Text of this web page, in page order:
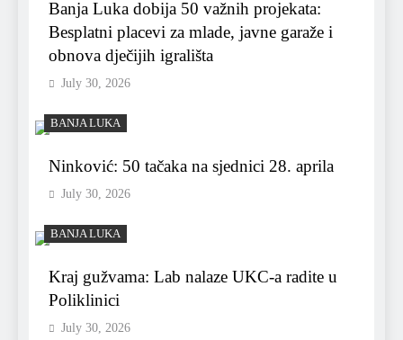
Banja Luka dobija 50 važnih projekata:
Besplatni placevi za mlade, javne garaže i
obnova dječijih igrališta
July 30, 2026
BANJA LUKA
Ninković: 50 tačaka na sjednici 28. aprila
July 30, 2026
BANJA LUKA
Kraj gužvama: Lab nalaze UKC-a radite u
Poliklinici
July 30, 2026